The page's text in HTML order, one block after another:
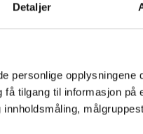
Detaljer
personlige
tilgang til informasjon
PLUS
FK-
i